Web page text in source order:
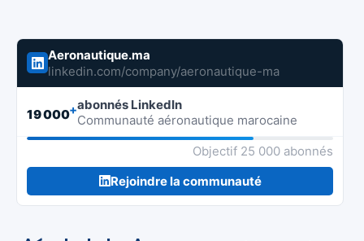
Aeronautique.ma
linkedin.com/company/aeronautique-ma
19 000+abonnés LinkedIn
Communauté aéronautique marocaine
Objectif 25 000 abonnés
Rejoindre la communauté